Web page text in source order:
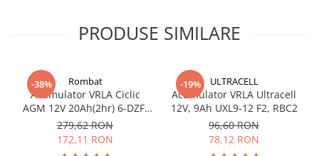
UPS pentru centrale termice si
sisteme de urgenta - acumulator
extern
UPS Calculatoare si Servere
UPS Trifazat
Stabilizatoare Tensiune
PRODUSE SIMILARE
-38% Rombat
Acumulator VRLA Ciclic
AGM 12V 20Ah(2hr) 6-DZF-
20 / 6-DZM-20 pentru
biciclete electrice
279,62 RON
172,11 RON
-19% ULTRACELL
Acumulator VRLA Ultracell
12V, 9Ah UXL9-12 F2, RBC2
96,60 RON
78,12 RON